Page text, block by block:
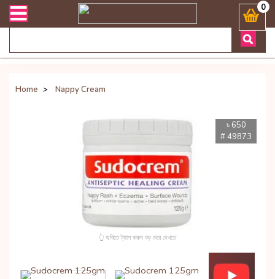
সংক্রান্ত যেকোনো জিজ্ঞাসায় কল করুনঃ ( Whatsapp ) 0
Home > Nappy Cream
৳ 650
# 49873
👆 ছবিতে ট্যাপ করুন বড় করে দেখতে